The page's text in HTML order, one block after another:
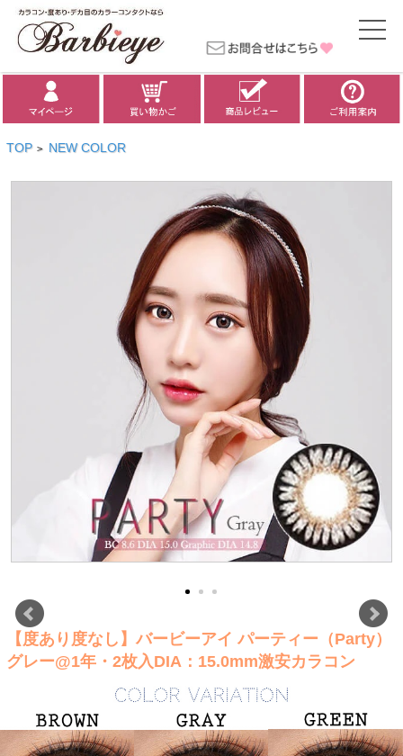
TOP > NEW COLOR
【度あり度なし】バービーアイ パーティー（Party）
グレー@1年・2枚入DIA：15.0mm激安カラコン